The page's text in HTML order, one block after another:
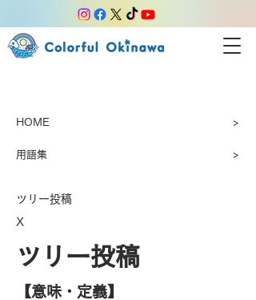
HOME >
用語集 >
ツリー投稿
X
ツリー投稿
【​意味・定義】